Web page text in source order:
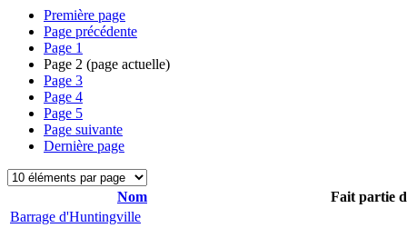
Première page
Page précédente
Page 1
Page 2 (page actuelle)
Page 3
Page 4
Page 5
Page suivante
Dernière page
Nom
Fait partie
Barrage d'Huntingville